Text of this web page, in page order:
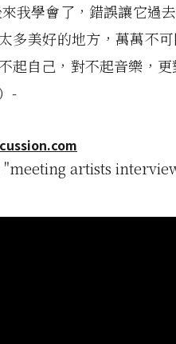
我學會了，錯誤讓它過
多美好的地方，萬萬不
起自己，對不起音樂，
-
"meeting artists